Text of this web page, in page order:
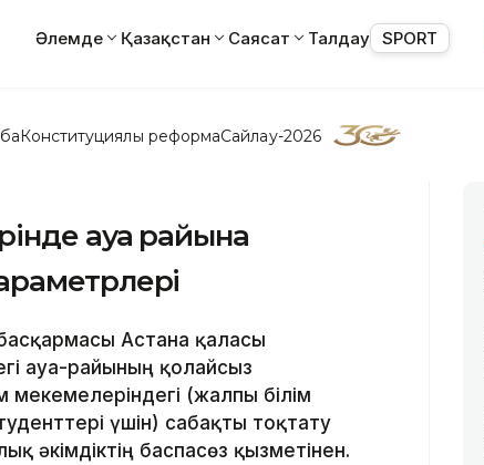
Әлемде Қазақстан Саясат Талдау SPORT
Конституциялық реформаСайлау-2026
ауа райына
Астана қаласы
ауа-райының қолайсыз
(жалпы білім
үшін) сабақты тоқтату
әкімдіктің баспасөз қызметінен.